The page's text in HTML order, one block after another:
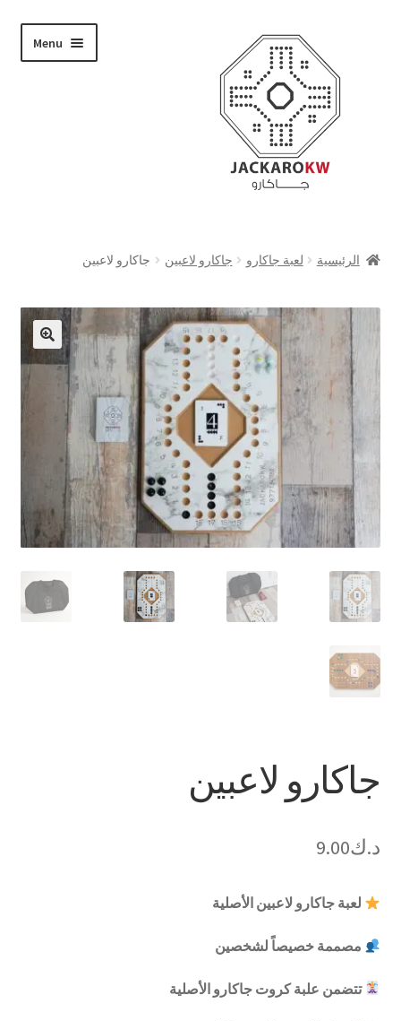
navigation
content
Menu
حسابي
الدفع
تواصل معنا
العربية
menu
الرئيسية لعبة جاكارو جاكارو لاعبين جاكارو لاعبين
جاكارو لاعبين
د.ك9.00
لعبة جاكارو لاعبين الأصلية
مصممة خصيصاً لشخصين
تتضمن علبة كروت جاكارو الأصلية